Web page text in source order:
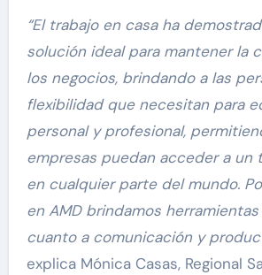
“El trabajo en casa ha
solución ideal para mantener la
los negocios, brindando a las
flexibilidad que necesitan para
personal y profesional,
empresas puedan acceder a un
en cualquier parte del mundo.
en AMD brindamos
cuanto a comunicación y
explica Mónica Casas, Regional